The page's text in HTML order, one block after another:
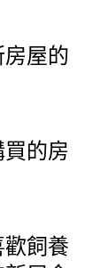
屋的
的房
飼養